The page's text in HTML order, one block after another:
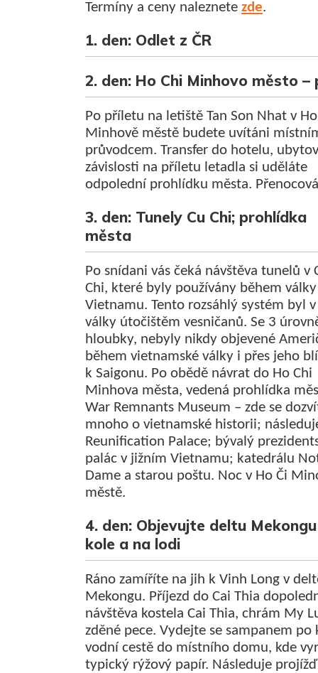
Termíny a ceny naleznete zde.
1. den: Odlet z ČR
2. den: Ho Chi Minhovo město –
Po příletu na letiště Tan Son Nhat v
Minhově městě budete uvítáni
průvodcem. Transfer do hotelu,
závislosti na příletu letadla si uděláte
odpolední prohlídku města.
3. den: Tunely Cu Chi; prohlídka
města
Po snídani vás čeká návštěva tunelů v
Chi, které byly používány během
Vietnamu. Tento rozsáhlý systém byl
války útočištěm vesničanů. Se 3
hloubky, nebyly nikdy objevené
během vietnamské války i přes jeho
k Saigonu. Po obědě návrat do Ho Chi
Minhova města, vedená prohlídka
War Remnants Museum – zde se
mnoho o vietnamské historii;
Reunification Palace; bývalý
palác v jižním Vietnamu; katedrálu
Dame a starou poštu. Noc v Ho Či
městě.
4. den: Objevujte deltu
kole a na lodi
Ráno zamíříte na jih k Vinh Long v
Mekongu. Příjezd do Cai Thia
návštěva kostela Cai Thia, chrám My
zděné pece. Vydejte se sampanem po
vodní cestě do místního domu, kde
typický rýžový papír. Následuje